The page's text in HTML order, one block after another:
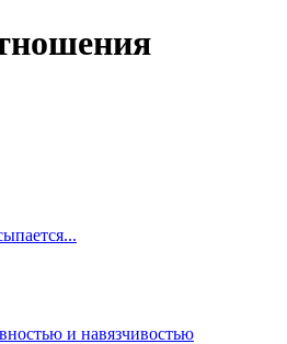
и навязчивостью